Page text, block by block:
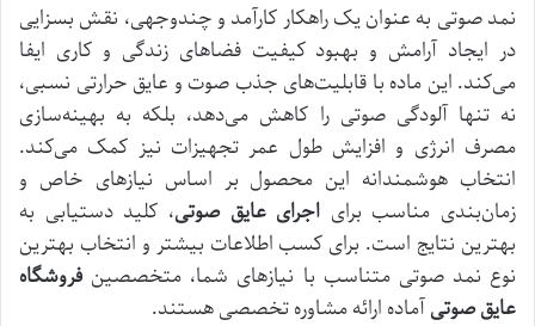
نمد صوتی به عنوان یک راهکار کارآمد و چندوجهی، نقش بسزایی
در ایجاد آرامش و بهبود کیفیت فضاهای زندگی و کاری ایفا
می‌کند. این ماده با قابلیت‌های جذب صوت و عایق حرارتی نسبی،
نه تنها آلودگی صوتی را کاهش می‌دهد، بلکه به بهینه‌سازی
مصرف انرژی و افزایش طول عمر تجهیزات نیز کمک می‌کند.
انتخاب هوشمندانه این محصول بر اساس نیازهای خاص و
زمان‌بندی مناسب برای اجرای عایق صوتی، کلید دستیابی به
بهترین نتایج است. برای کسب اطلاعات بیشتر و انتخاب بهترین
نوع نمد صوتی متناسب با نیازهای شما، متخصصین فروشگاه
عایق صوتیآماده ارائه مشاوره تخصصی هستند.